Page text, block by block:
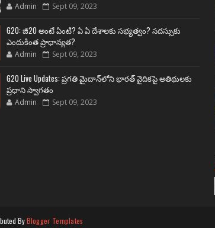
Admin Sept 09, 2023
G20: జీ20 అంటే ఏంటి? ఏ ఏ దేశాలకు సభ్యత్వం? సదస్సుకు
ఎందుకింత ప్రాధాన్యత?
Admin Sept 09, 2023
G20 Live Updates: ప్రగతి మైదాన్‌లోని భారత్ వైదికపై అతిథులకు
ప్రధాని స్వాగతం
Admin Sept 09, 2023
ByBlogger Templates